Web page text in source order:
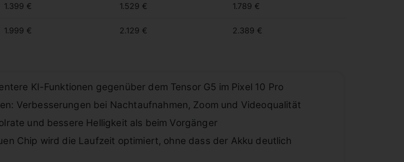
1.399 € 1.529 € 1.789 €
1.999 € 2.129 € 2.389 €
KI-Funktionen gegenüber dem Tensor G5 im Pixel 10 Pro
Verbesserungen bei Nachtaufnahmen, Zoom und Videoqualität
und bessere Helligkeit als beim Vorgänger
Chip wird die Laufzeit optimiert, ohne dass der Akku deutlich